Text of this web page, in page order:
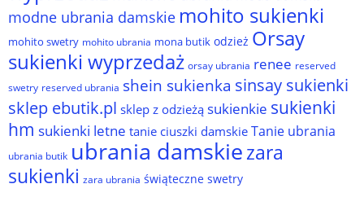
modne ubrania damskie mohito sukienki
mohito swetry mohito ubrania mona butik odzież Orsay
sukienki wyprzedaż orsay ubrania renee reserved
swetry reserved ubrania shein sukienka sinsay sukienki
sklep ebutik.pl sklep z odzieżą sukienkie sukienki
hm sukienki letne tanie ciuszki damskie Tanie ubrania
ubrania butik ubrania damskiezara
sukienki zara ubrania świąteczne swetry